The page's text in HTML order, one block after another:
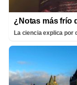
¿Notas más frío
La ciencia explica por